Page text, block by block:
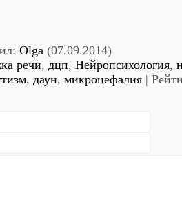
: Olga(07.09.2014)
речи, дцп, Нейропсихология,
, даун, микроцефалия |